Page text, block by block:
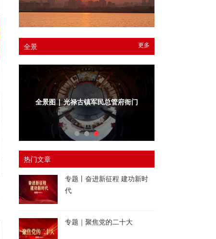
更多
全景
全景图 | 光禄古镇军民总管府
热门文章
专题丨奋进新征程 建功新时
代
专题｜聚焦党的二十大